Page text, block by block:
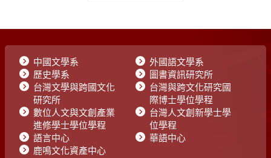
中國文學系
外國語文學系
歷史學系
圖書資訊研究所
台灣文學與跨國文化
研究所
台灣與跨文化研究國
際博士學位學程
數位人文與文創產業
進修學士學位學程
台灣人文創新學士學
位學程
語言中心
華語中心
鹿鳴文化資產中心